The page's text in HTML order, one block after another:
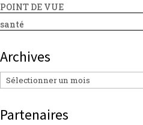
POINT DE VUE
santé
Archives
Archives
Partenaires